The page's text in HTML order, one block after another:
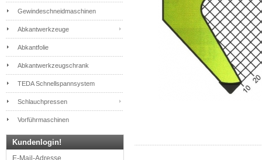
Gewindeschneidmaschinen
Abkantwerkzeuge
Abkantfolie
Abkantwerkzeugschrank
TEDA Schnellspannsystem
Schlauchpressen
Vorführmaschinen
Kundenlogin!
E-Mail-Adresse